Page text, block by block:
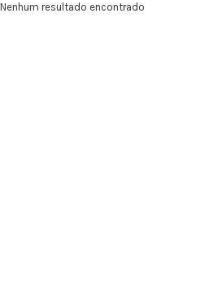
Nenhum resultado encontrado